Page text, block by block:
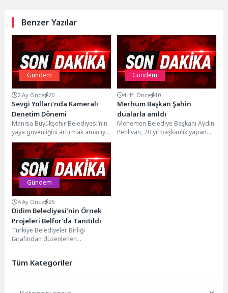
Benzer Yazılar
Gündem
2 Ay Önce 20
Sevgi Yolları’nda Kameralı
Denetim Dönemi
Manisa Büyükşehir Belediyesi’nin
yaya güvenliğini artırmak amacıyla
Sevgi Yolları’nda hayata geçirdiği
kameralı denetim sistemi
devreye...
Gündem
4 Hf. Önce 10
Merhum Başkan Şahin
dualarla anıldı
Menemen Belediye Başkanı Aydın
Pehlivan, 20 yıl başkanlık yapan
Gündem
4 Ay Önce 25
Didim Belediyesi’nin Örnek
Projeleri Belfor’da Tanıtıldı
Türkiye Belediyeler Birliği
tarafından düzenlenen
birliğini güçlendirmek ve...
Tüm Kategoriler